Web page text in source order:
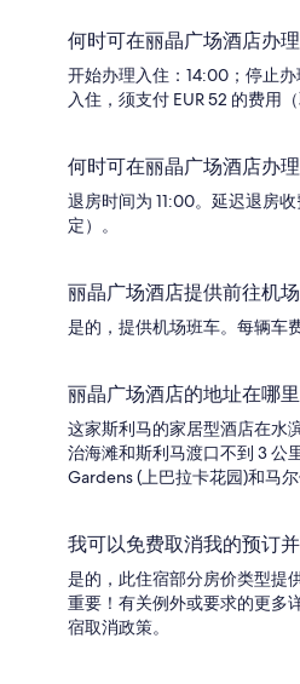
何时可在丽晶广场酒店办
开始办理入住：14:00；停止
入住，须支付 EUR 52 的费用
何时可在丽晶广场酒店办
退房时间为 11:00。延迟退房
定）。
丽晶广场酒店提供前往机
是的，提供机场班车。每辆车费
丽晶广场酒店的地址在哪里
这家斯利马的家居型酒店在水
治海滩和斯利马渡口不到 3 公
Gardens (上巴拉卡花园)和马尔
我可以免费取消我的预订
是的，此住宿部分房价类型提
重要！有关例外或要求的更多
宿取消政策。